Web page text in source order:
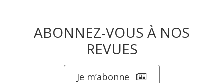
ABONNEZ-VOUS À NOS
REVUES
Je m’abonne